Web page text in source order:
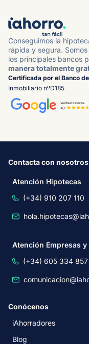
Conseguimos la
rápida y segura.
los principales bancos
manera totalmente
Certificada por el Banco
Inmobiliario nºD185
Contacta con nosotros
Atención Hipotecas
(+34) 910 207 110
Atención Empresas y
(+34) 605 334 857
Conócenos
iAhorradores
Blog